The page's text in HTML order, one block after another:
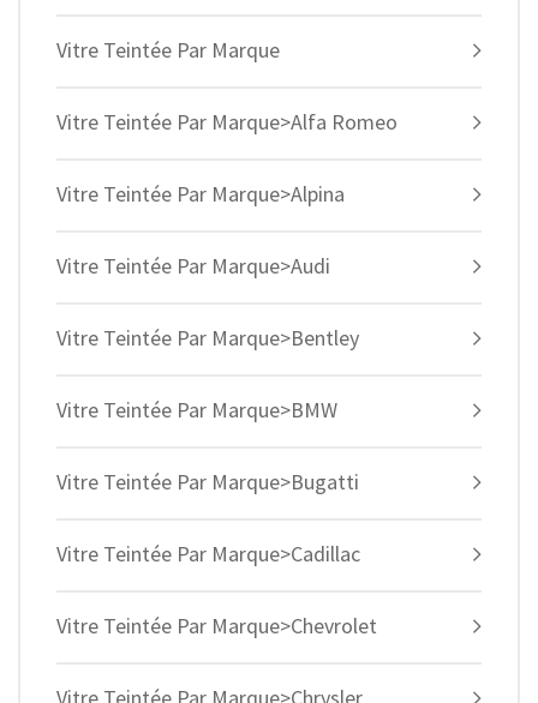
Vitre Teintée Par Marque
Vitre Teintée Par Marque>Alfa Romeo
Vitre Teintée Par Marque>Alpina
Vitre Teintée Par Marque>Audi
Vitre Teintée Par Marque>Bentley
Vitre Teintée Par Marque>BMW
Vitre Teintée Par Marque>Bugatti
Vitre Teintée Par Marque>Cadillac
Vitre Teintée Par Marque>Chevrolet